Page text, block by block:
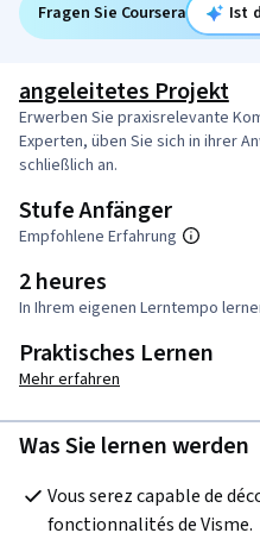
Fragen Sie Coursera Ist
angeleitetes Projekt
Erwerben Sie praxisrelevante
Experten, üben Sie sich in ihrer
schließlich an.
Stufe Anfänger
Empfohlene Erfahrung
2 heures
In Ihrem eigenen Lerntempo
Praktisches Lernen
Mehr erfahren
Was Sie lernen werden
Vous serez capable de
fonctionnalités de Visme.